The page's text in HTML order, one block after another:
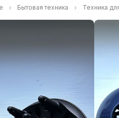
Бытовая техника Техника